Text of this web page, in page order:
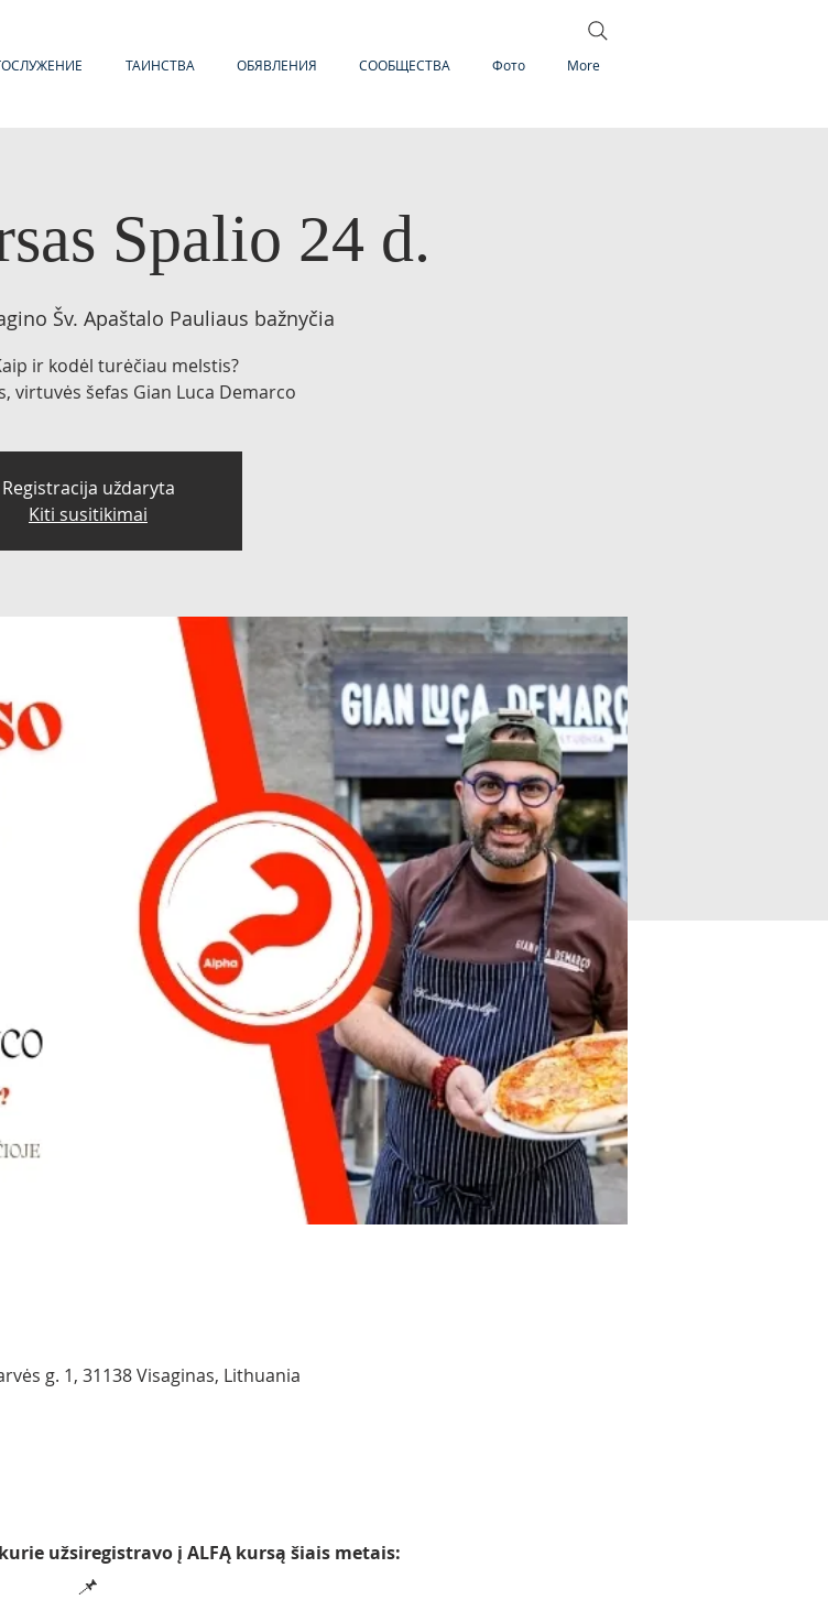
ТАИНСТВА ОБЯВЛЕНИЯ СООБЩЕСТВА Фото More
Spalio 24 d.
Šv. Apaštalo Pauliaus bažnyčia
ir kodėl turėčiau melstis?
virtuvės šefas Gian Luca Demarco
Registracija uždaryta
Kiti susitikimai
g. 1, 31138 Visaginas, Lithuania
užsiregistravo į ALFĄ kursą šiais metais:
📌